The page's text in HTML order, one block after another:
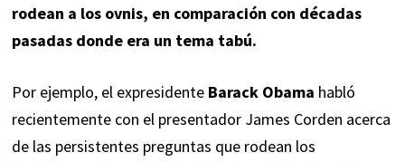
rodean a los ovnis, en comparación con décadas
pasadas donde era un tema tabú.
Por ejemplo, el expresidente Barack Obama habló
recientemente con el presentador James Corden acerca
de las persistentes preguntas que rodean los